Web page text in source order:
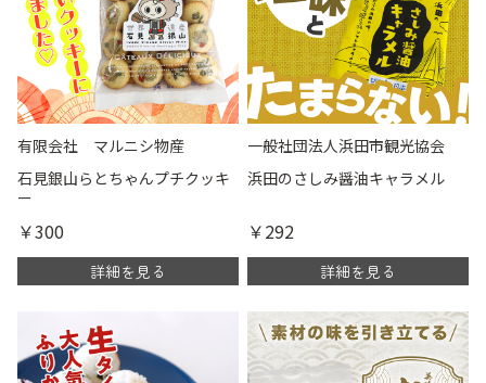
有限会社 マルニシ物産
石見銀山らとちゃんプチクッキ
ー
￥300
詳細を見る
一般社団法人浜田市観光協会
浜田のさしみ醤油キャラメル
￥292
詳細を見る